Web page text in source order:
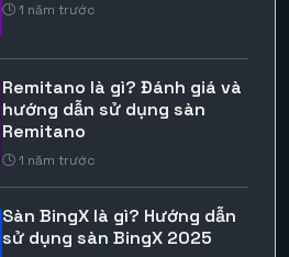
1 năm trước
Remitano là gì? Đánh giá và
hướng dẫn sử dụng sàn
Remitano
1 năm trước
Sàn BingX là gì? Hướng dẫn
sử dụng sàn BingX 2025